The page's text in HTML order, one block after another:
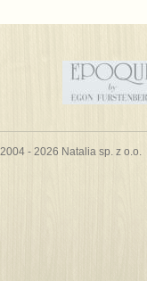
2004 - 2026 Natalia sp. z o.o.